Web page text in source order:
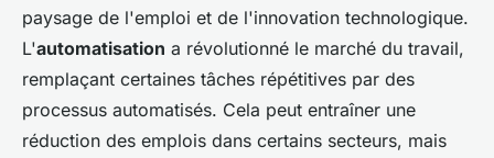
paysage de l'emploi et de l'innovation technologique.
L'automatisation a révolutionné le marché du travail,
remplaçant certaines tâches répétitives par des
processus automatisés. Cela peut entraîner une
réduction des emplois dans certains secteurs, mais